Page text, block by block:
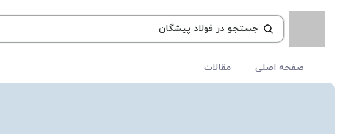
صفحه اصلی مقالات